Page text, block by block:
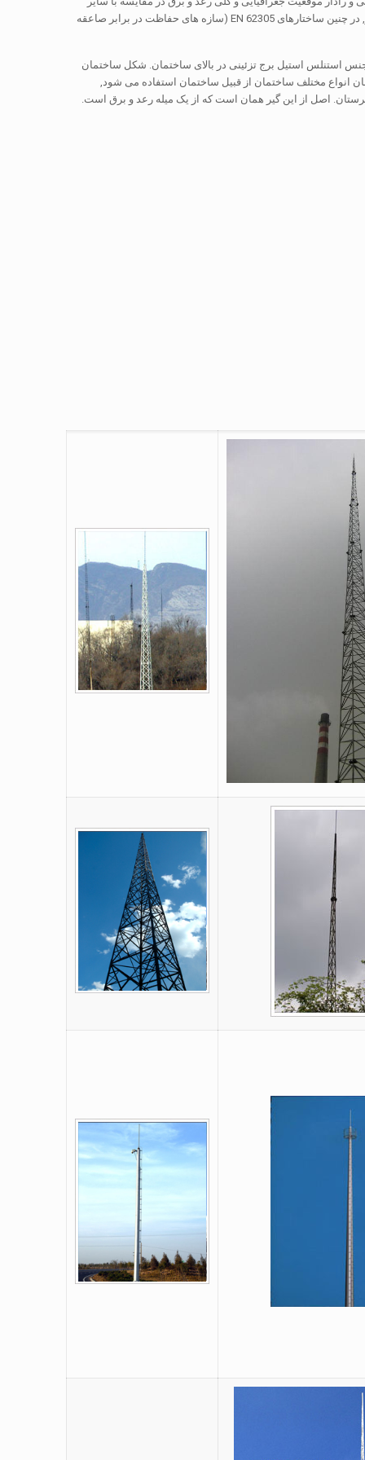
امکانات; چرا که آنها در بالاترین نقطه و قرار گرفتن در معرض خطرات پالس ولتاژ بیش از حد. از این رو, در چنین ساختارهای EN 62305 (سازه های حفاظت در برابر صاعقه
استنلس استیل برج تزئینی در بالای ساختمان. شکل ساختمان
مختلف ساختمان از قبیل ساختمان استفاده می شود,
اصل از این گیر همان است که از یک میله رعد و برق است.